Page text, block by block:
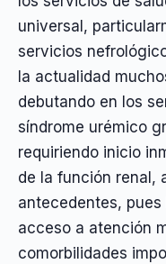
universal,
servicios
la actualidad
debutando en los
síndrome urémico
requiriendo inicio
de la función renal,
antecedentes,
acceso a atención
comorbilidades